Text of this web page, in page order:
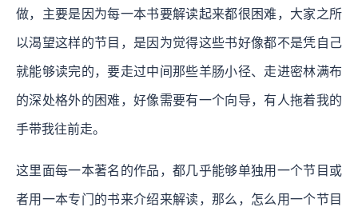
做，主要是因为每一本书要解读起来都很困难，大家之所
以渴望这样的节目，是因为觉得这些书好像都不是凭自己
就能够读完的，要走过中间那些羊肠小径、走进密林满布
的深处格外的困难，好像需要有一个向导，有人拖着我的
手带我往前走。
这里面每一本著名的作品，都几乎能够单独用一个节目或
者用一本专门的书来介绍来解读，那么，怎么用一个节目